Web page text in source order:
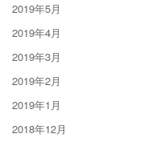
2019年5月
2019年4月
2019年3月
2019年2月
2019年1月
2018年12月